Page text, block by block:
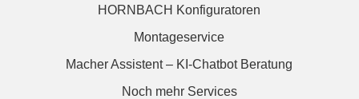
HORNBACH Konfiguratoren
Montageservice
Macher Assistent – KI-Chatbot Beratung
Noch mehr Services